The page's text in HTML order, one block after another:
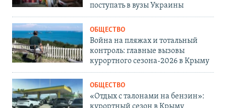
поступать в вузы Украины
ОБЩЕСТВО
Война на пляжах и тотальный
контроль: главные вызовы
курортного сезона-2026 в Крыму
ОБЩЕСТВО
«Отдых с талонами на бензин»:
курортный сезон в Крыму